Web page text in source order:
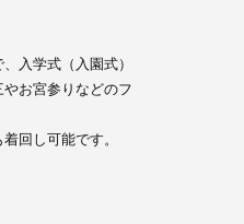
入学式（入園式）
お宮参りなどのフ
回し可能です。